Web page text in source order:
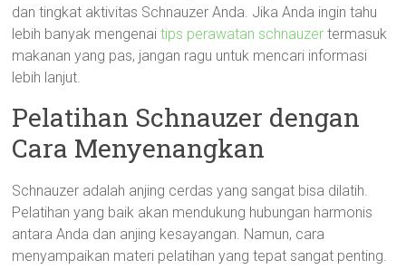
dan tingkat aktivitas Schnauzer Anda. Jika Anda ingin tahu
lebih banyak mengenaitips perawatan schnauzer termasuk
makanan yang pas, jangan ragu untuk mencari informasi
lebih lanjut.
Pelatihan Schnauzer dengan
Cara Menyenangkan
Schnauzer adalah anjing cerdas yang sangat bisa dilatih.
Pelatihan yang baik akan mendukung hubungan harmonis
antara Anda dan anjing kesayangan. Namun, cara
menyampaikan materi pelatihan yang tepat sangat penting.